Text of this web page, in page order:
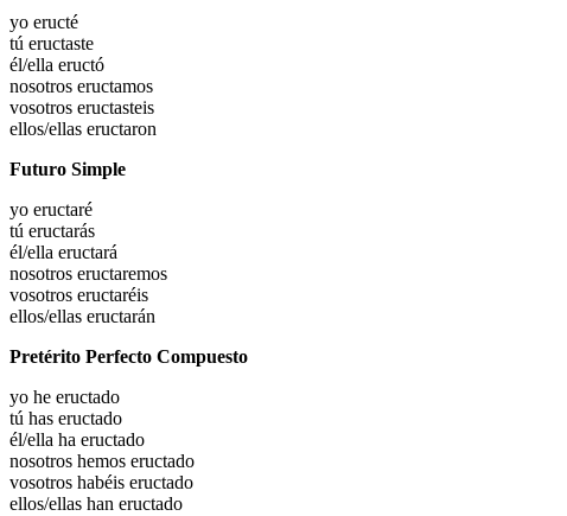
yo eructé
tú eructaste
él/ella eructó
nosotros eructamos
vosotros eructasteis
ellos/ellas eructaron
Futuro Simple
yo eructaré
tú eructarás
él/ella eructará
nosotros eructaremos
vosotros eructaréis
ellos/ellas eructarán
Pretérito Perfecto Compuesto
yo he eructado
tú has eructado
él/ella ha eructado
nosotros hemos eructado
vosotros habéis eructado
ellos/ellas han eructado